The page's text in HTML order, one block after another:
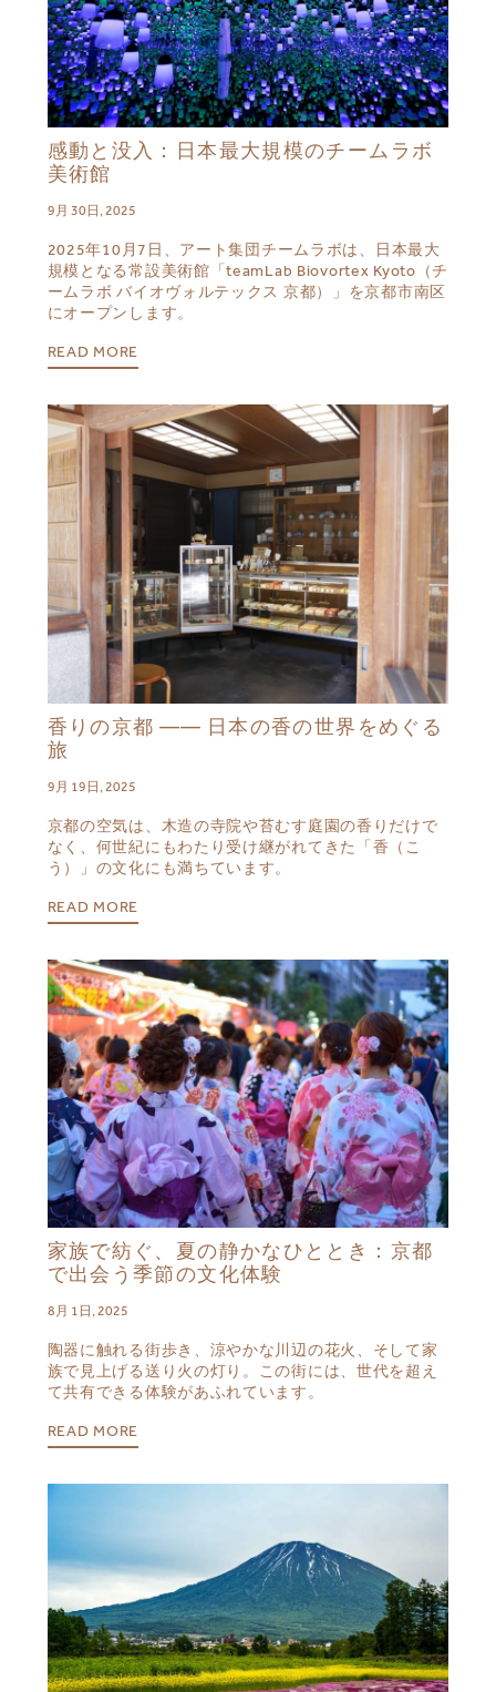
感動と没入：日本最大規模のチームラボ
美術館
9月 30日, 2025
2025年10月7日、アート集団チームラボは、日本最大
規模となる常設美術館「teamLab Biovortex Kyoto（チ
ームラボ バイオヴォルテックス 京都）」を京都市南区
にオープンします。
READ MORE
香りの京都 —— 日本の香の世界をめぐる
旅
9月 19日, 2025
京都の空気は、木造の寺院や苔むす庭園の香りだけで
なく、何世紀にもわたり受け継がれてきた「香（こ
う）」の文化にも満ちています。
READ MORE
家族で紡ぐ、夏の静かなひととき：京都
で出会う季節の文化体験
8月 1日, 2025
陶器に触れる街歩き、涼やかな川辺の花火、そして家
族で見上げる送り火の灯り。この街には、世代を超え
て共有できる体験があふれています。
READ MORE